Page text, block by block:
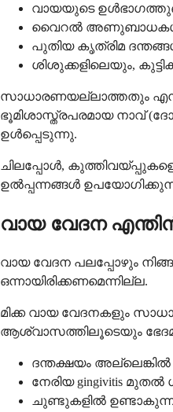
വായയുടെ
വൈറൽ അണുബാധകൾ
പുതിയ കൃത്രിമ
ശിശുക്കളിലെയും,
സാധാരണയല്ലാത്തതും
ഭൂമിശാസ്ത്രപരമായ നാവ്
ഉൾപ്പെടുന്നു.
ചിലപ്പോൾ,
ഉൽപ്പന്നങ്ങൾ
വായ വേദന
വായ വേദന പലപ്പോഴും
ഒന്നായിരിക്കണമെന്നില്ല.
മിക്ക വായ വേദനകളും
ആശ്വാസത്തിലൂടെയും
ദന്തക്ഷയം
നേരിയ gingivitis
ചുണ്ടുകളിൽ